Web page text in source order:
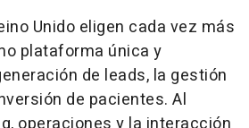
Unido eligen cada vez más
plataforma única y
de leads, la gestión
de pacientes. Al